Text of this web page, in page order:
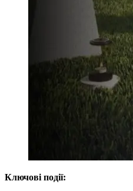
Ключові події: